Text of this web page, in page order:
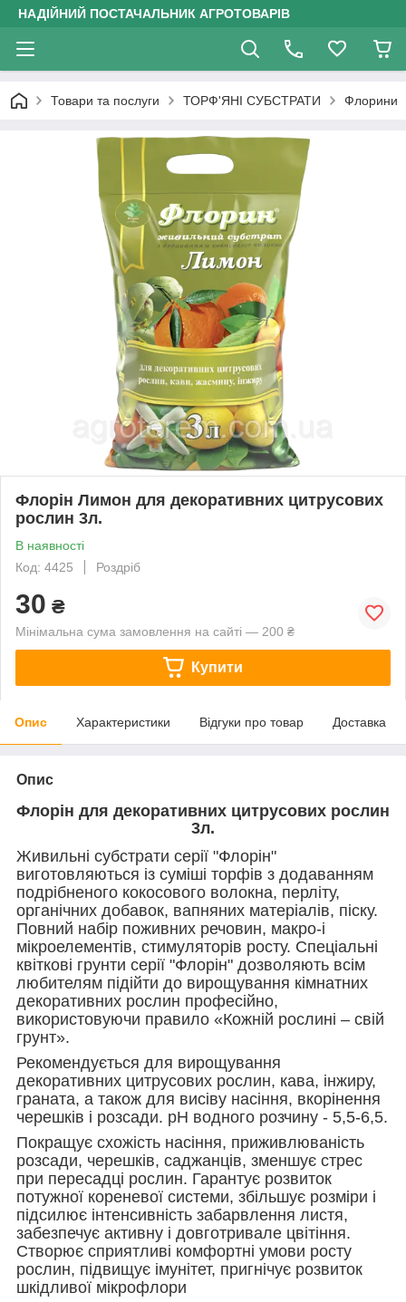
НАДІЙНИЙ ПОСТАЧАЛЬНИК АГРОТОВАРІВ
Товари та послуги ТОРФ'ЯНІ СУБСТРАТИ Флорини
Флорін Лимон для декоративних цитрусових
рослин 3л.
В наявності
Код: 4425
Роздріб
30 ₴
Мінімальна сума замовлення на сайті — 200 ₴
Купити
Опис Характеристики Відгуки про товар Доставка
Опис
Флорін для декоративних цитрусових рослин
3л.
Живильні субстрати серії "Флорін"
виготовляються із суміші торфів з додаванням
подрібненого кокосового волокна, перліту,
органічних добавок, вапняних матеріалів, піску.
Повний набір поживних речовин, макро-і
мікроелементів, стимуляторів росту. Спеціальні
квіткові грунти серії "Флорін" дозволяють всім
любителям підійти до вирощування кімнатних
декоративних рослин професійно,
використовуючи правило «Кожній рослині – свій
грунт».
Рекомендується для вирощування
декоративних цитрусових рослин, кава, інжиру,
граната, а також для висіву насіння, вкорінення
черешків і розсади. pH водного розчину - 5,5-6,5.
Покращує схожість насіння, приживлюваність
розсади, черешків, саджанців, зменшує стрес
при пересадці рослин. Гарантує розвиток
потужної кореневої системи, збільшує розміри і
підсилює інтенсивність забарвлення листя,
забезпечує активну і довготривале цвітіння.
Створює сприятливі комфортні умови росту
рослин, підвищує імунітет, пригнічує розвиток
шкідливої мікрофлори